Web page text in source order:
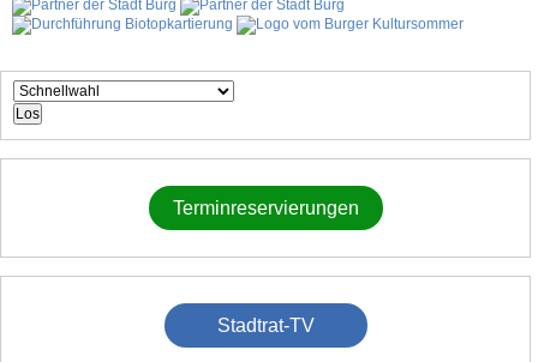
Los
Terminreservierungen
Stadtrat-TV